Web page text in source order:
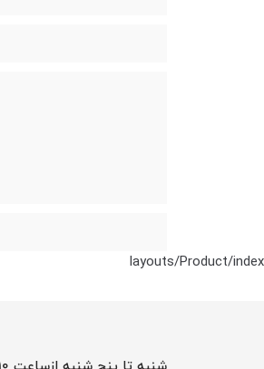
layouts/Product/index